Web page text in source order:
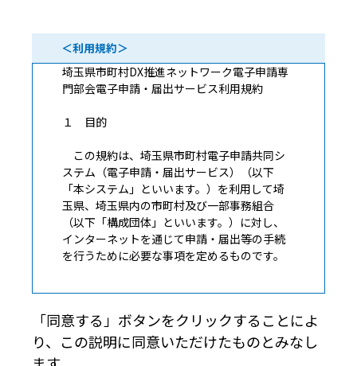
＜利用規約＞
埼玉県市町村DX推進ネットワーク電子申請専
門部会電子申請・届出サービス利用規約
１ 目的
この規約は、埼玉県市町村電子申請共同シ
ステム（電子申請・届出サービス）（以下
「本システム」といいます。）を利用して埼
玉県、埼玉県内の市町村及び一部事務組合
（以下「構成団体」といいます。）に対し、
インターネットを通じて申請・届出等の手続
を行うために必要な事項を定めるものです。
本システムを利用して申請・届出等手続を
「同意する」ボタンをクリックすることによ
り、この説明に同意いただけたものとみなし